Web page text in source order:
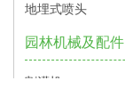
地埋式喷头
园林机械及配件
割灌机